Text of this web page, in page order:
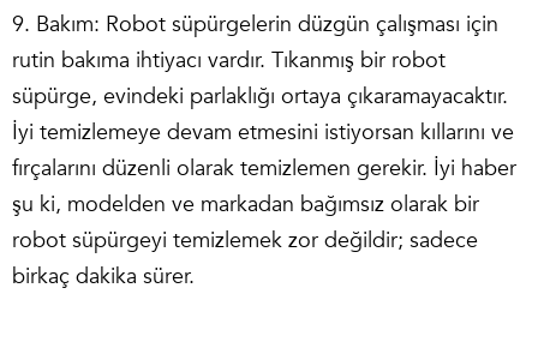
9. Bakım: Robot süpürgelerin düzgün çalışması için
rutin bakıma ihtiyacı vardır. Tıkanmış bir robot
süpürge, evindeki parlaklığı ortaya çıkaramayacaktır.
İyi temizlemeye devam etmesini istiyorsan kıllarını ve
fırçalarını düzenli olarak temizlemen gerekir. İyi haber
şu ki, modelden ve markadan bağımsız olarak bir
robot süpürgeyi temizlemek zor değildir; sadece
birkaç dakika sürer.